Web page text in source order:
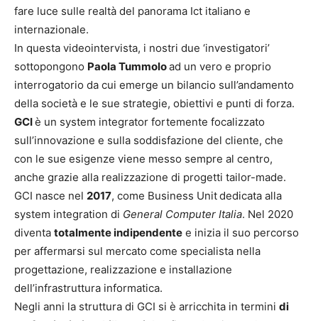
fare luce sulle realtà del panorama Ict italiano e
internazionale.
In questa videointervista, i nostri due ‘investigatori’
sottopongono Paola Tummoload un vero e proprio
interrogatorio da cui emerge un bilancio sull’andamento
della società e le sue strategie, obiettivi e punti di forza.
GCIè un system integrator fortemente focalizzato
sull’innovazione e sulla soddisfazione del cliente, che
con le sue esigenze viene messo sempre al centro,
anche grazie alla realizzazione di progetti tailor-made.
GCI nasce nel 2017, come Business Unitdedicata alla
system integration di General Computer Italia. Nel 2020
diventa totalmente indipendente e inizia il suo percorso
per affermarsi sul mercato come specialista nella
progettazione, realizzazione e installazione
dell’infrastruttura informatica.
Negli anni la struttura di GCI si è arricchita in termini di